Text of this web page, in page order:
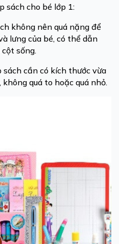
sách cho bé lớp 1:
không nên quá nặng để
lưng của bé, có thể dẫn
sống.
sách cần có kích thước vừa
quá to hoặc quá nhỏ.